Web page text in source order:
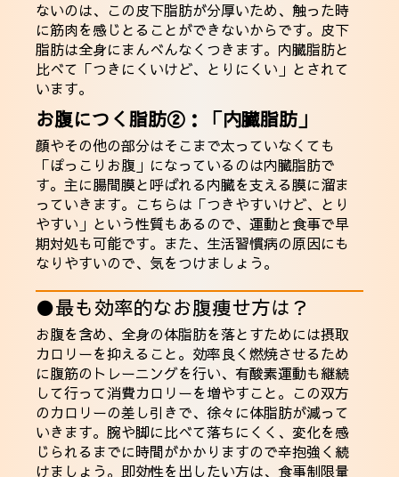
ないのは、この皮下脂肪が分厚いため、触った時
に筋肉を感じとることができないからです。皮下
脂肪は全身にまんべんなくつきます。内臓脂肪と
比べて「つきにくいけど、とりにくい」とされて
います。
お腹につく脂肪②：「内臓脂肪」
顔やその他の部分はそこまで太っていなくても
「ぽっこりお腹」になっているのは内臓脂肪で
す。主に腸間膜と呼ばれる内臓を支える膜に溜ま
っていきます。こちらは「つきやすいけど、とり
やすい」という性質もあるので、運動と食事で早
期対処も可能です。また、生活習慣病の原因にも
なりやすいので、気をつけましょう。
●最も効率的なお腹痩せ方は？
お腹を含め、全身の体脂肪を落とすためには摂取
カロリーを抑えること。効率良く燃焼させるため
に腹筋のトレーニングを行い、有酸素運動も継続
して行って消費カロリーを増やすこと。この双方
のカロリーの差し引きで、徐々に体脂肪が減って
いきます。腕や脚に比べて落ちにくく、変化を感
じられるまでに時間がかかりますので辛抱強く続
けましょう。即効性を出したい方は、食事制限量